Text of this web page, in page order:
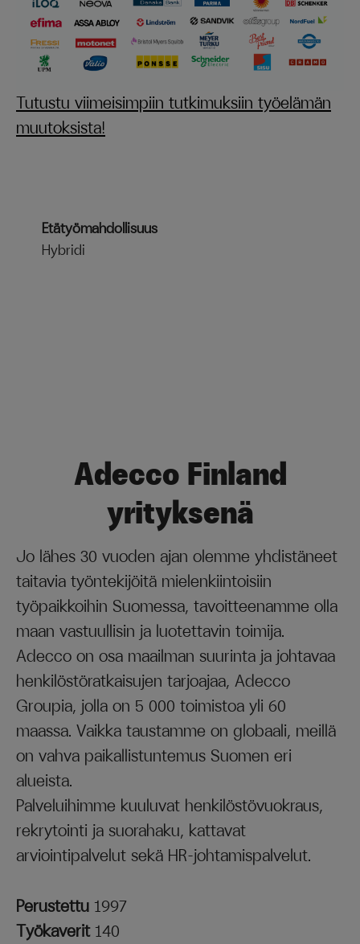
Tutustu viimeisimpiin tutkimuksiin työelämän
muutoksista!
Etätyömahdollisuus
Hybridi
Adecco Finland
yrityksenä
Jo lähes 30 vuoden ajan olemme yhdistäneet
taitavia työntekijöitä mielenkiintoisiin
työpaikkoihin Suomessa, tavoitteenamme olla
maan vastuullisin ja luotettavin toimija.
Adecco on osa maailman suurinta ja johtavaa
henkilöstöratkaisujen tarjoajaa, Adecco
Groupia, jolla on 5 000 toimistoa yli 60
maassa. Vaikka taustamme on globaali, meillä
on vahva paikallistuntemus Suomen eri
alueista.
Palveluihimme kuuluvat henkilöstövuokraus,
rekrytointi ja suorahaku, kattavat
arviointipalvelut sekä HR-johtamispalvelut.
Perustettu 1997
Työkaverit 140